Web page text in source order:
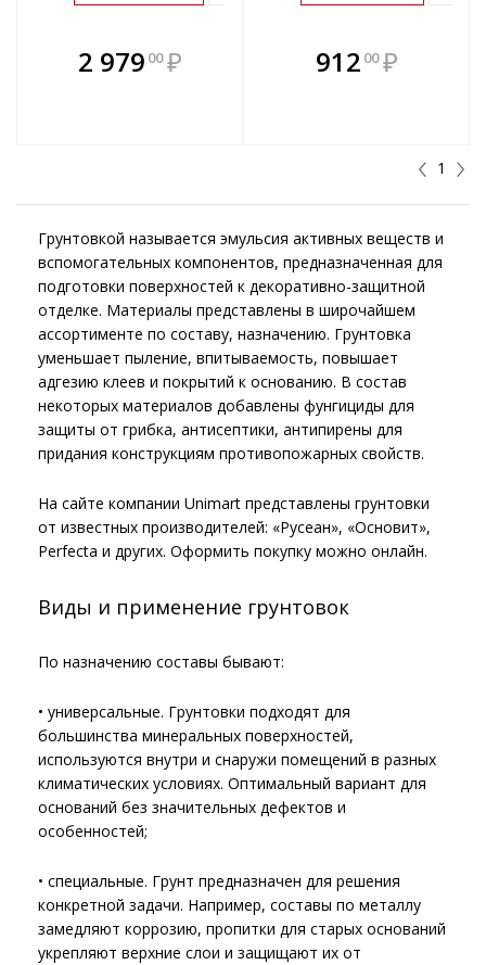
2 979 00 ₽
В комплекте
всегда выгоднее!
В комплекте
всегда выгоднее!
912 00 ₽
1
Грунтовкой называется эмульсия активных веществ и
вспомогательных компонентов, предназначенная для
подготовки поверхностей к декоративно-защитной
отделке. Материалы представлены в широчайшем
ассортименте по составу, назначению. Грунтовка
уменьшает пыление, впитываемость, повышает
адгезию клеев и покрытий к основанию. В состав
некоторых материалов добавлены фунгициды для
защиты от грибка, антисептики, антипирены для
придания конструкциям противопожарных свойств.
На сайте компании Unimart представлены грунтовки
от известных производителей: «Русеан», «Основит»,
Perfecta и других. Оформить покупку можно онлайн.
Виды и применение грунтовок
По назначению составы бывают:
• универсальные. Грунтовки подходят для
большинства минеральных поверхностей,
используются внутри и снаружи помещений в разных
климатических условиях. Оптимальный вариант для
оснований без значительных дефектов и
особенностей;
• специальные. Грунт предназначен для решения
конкретной задачи. Например, составы по металлу
замедляют коррозию, пропитки для старых оснований
укрепляют верхние слои и защищают их от